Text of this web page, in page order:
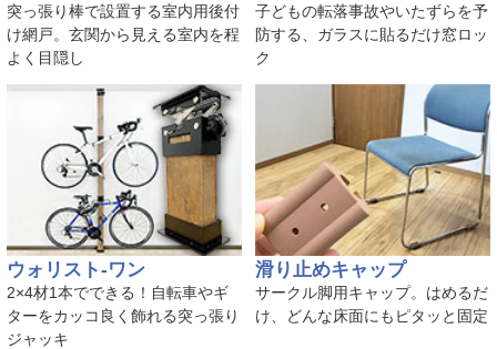
突っ張り棒で設置する室内用後付
け網戸。玄関から見える室内を程
よく目隠し
子どもの転落事故やいたずらを予
防する、ガラスに貼るだけ窓ロッ
ク
ウォリスト-ワン
2×4材1本でできる！自転車やギ
ターをカッコ良く飾れる突っ張り
ジャッキ
滑り止めキャップ
サークル脚用キャップ。はめるだ
け、どんな床面にもピタッと固定